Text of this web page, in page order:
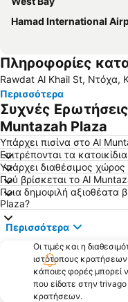
Hamad International
Πληροφορίες
Rawdat Al Khail St, Ντόχα,
Περισσότερα
Συχνές
Muntazah Plaza
Υπάρχει πισίνα στο Al
Επιτρέπονται τα
Υπάρχει διαθέσιμος
Πού βρίσκεται το Al
Ποια δημοφιλή αξιοθέατα
Plaza?
Περισσότερα
Οι τιμές και η
ιστότοπους
κάποιες φορές μπορεί
που είδατε στην
κρατήσεων.